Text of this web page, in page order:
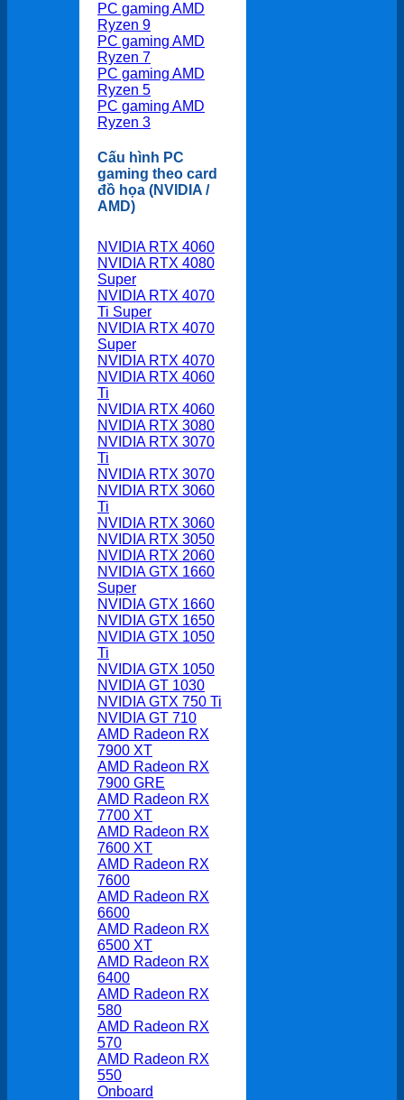
PC gaming AMD
Ryzen 9
PC gaming AMD
Ryzen 7
PC gaming AMD
Ryzen 5
PC gaming AMD
Ryzen 3
Cấu hình PC
gaming theo card
đồ họa (NVIDIA /
AMD)
NVIDIA RTX 4060
NVIDIA RTX 4080
Super
NVIDIA RTX 4070
Ti Super
NVIDIA RTX 4070
Super
NVIDIA RTX 4070
NVIDIA RTX 4060
Ti
NVIDIA RTX 4060
NVIDIA RTX 3080
NVIDIA RTX 3070
Ti
NVIDIA RTX 3070
NVIDIA RTX 3060
Ti
NVIDIA RTX 3060
NVIDIA RTX 3050
NVIDIA RTX 2060
NVIDIA GTX 1660
Super
NVIDIA GTX 1660
NVIDIA GTX 1650
NVIDIA GTX 1050
Ti
NVIDIA GTX 1050
NVIDIA GT 1030
NVIDIA GTX 750 Ti
NVIDIA GT 710
AMD Radeon RX
7900 XT
AMD Radeon RX
7900 GRE
AMD Radeon RX
7700 XT
AMD Radeon RX
7600 XT
AMD Radeon RX
7600
AMD Radeon RX
6600
AMD Radeon RX
6500 XT
AMD Radeon RX
6400
AMD Radeon RX
580
AMD Radeon RX
570
AMD Radeon RX
550
Onboard